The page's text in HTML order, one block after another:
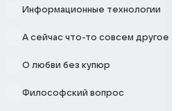
Информационные технологии
А сейчас что-то совсем другое
О любви без купюр
Философский вопрос